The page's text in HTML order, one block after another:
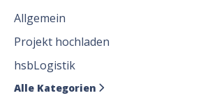
Allgemein
Projekt hochladen
hsbLogistik
Alle Kategorien 